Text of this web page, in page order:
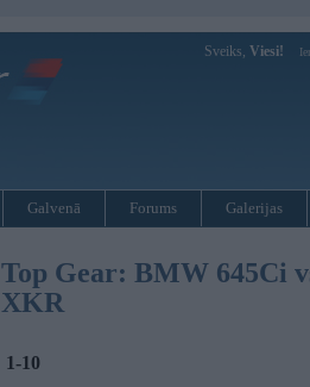
Sveiks, Viesi!
Galvenā Forums Galerijas
Top Gear: BMW 645Ci
XKR
1-10